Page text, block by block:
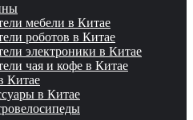
мебели в Китае
роботов в Китае
электроники в Китае
чая и кофе в Китае
Китае
в Китае